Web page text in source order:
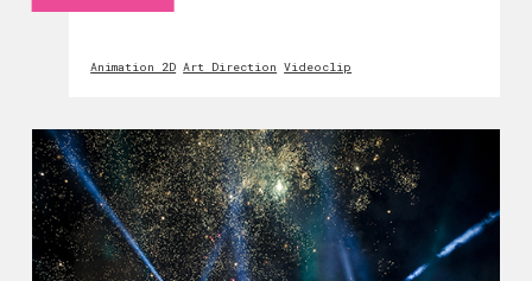
Animation 2D Art Direction Videoclip